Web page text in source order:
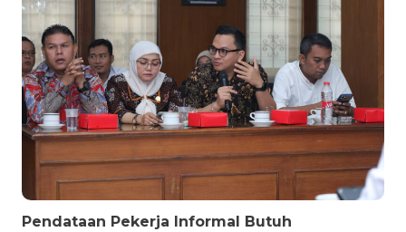
Pendataan Pekerja Informal Butuh